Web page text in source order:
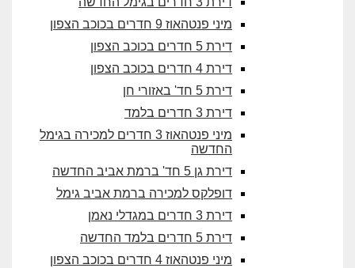
מיני פנטהאוז 9 חדרים בכוכב הצפון
דירת 5 חדרים בכוכב הצפון
דירת 4 חדרים בכוכב הצפון
דירת 5 חד' באזורי חן
דירת 3 חדרים בלמד
מיני פנטהאוז 3 חדרים למכירה בגימל
החדשה
דירת גן 5 חד' ברמת אביב החדשה
דופלקס למכירה ברמת אביב גימל
דירת 3 חדרים במגדלי נאמן
דירת 5 חדרים בלמד החדשה
מיני פנטהאוז 4 חדרים בכוכב הצפון